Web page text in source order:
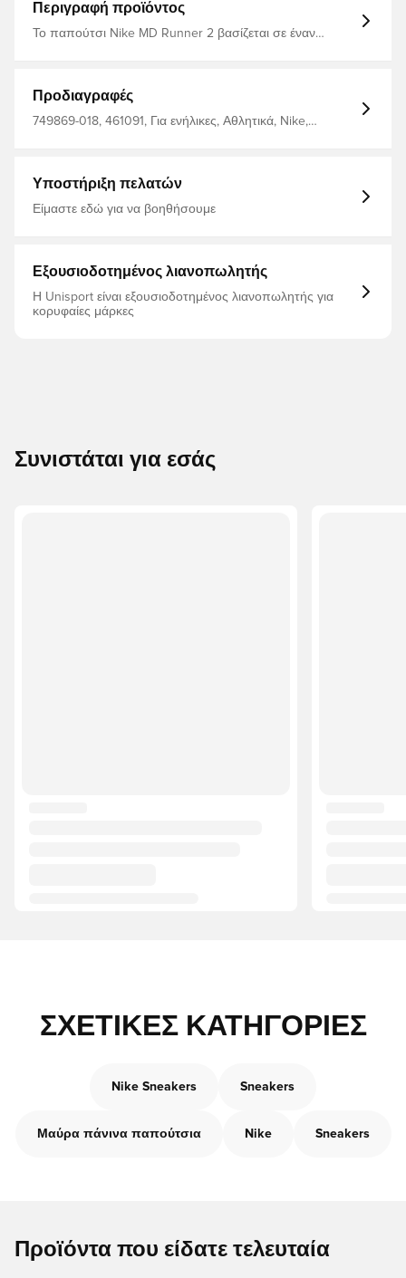
Περιγραφή προϊόντος
Το παπούτσι Nike MD Runner 2 βασίζεται σε έναν
πάνω μέρος, ενώ η ενδιάμεση σόλα είναι
κατασκευασμένη από αφρό για εύκολη απορρόφηση
κραδασμών.
Προδιαγραφές
749869-018, 461091, Για ενήλικες, Αθλητικά, Nike,
Υποστήριξη πελατών
Είμαστε εδώ για να βοηθήσουμε
Εξουσιοδοτημένος λιανοπωλητής
Η Unisport είναι εξουσιοδοτημένος λιανοπωλητής για
κορυφαίες μάρκες
Συνιστάται για εσάς
ΣΧΕΤΙΚΈΣ ΚΑΤΗΓΟΡΊΕΣ
Nike Sneakers Sneakers
Μαύρα πάνινα παπούτσια Nike Sneakers
Προϊόντα που είδατε τελευταία